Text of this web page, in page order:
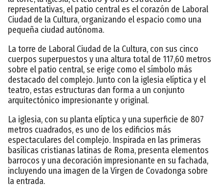
representativas, el patio central es el corazón de Laboral
Ciudad de la Cultura, organizando el espacio como una
pequeña ciudad autónoma.
La torre de Laboral Ciudad de la Cultura, con sus cinco
cuerpos superpuestos y una altura total de 117,60 metros
sobre el patio central, se erige como el símbolo más
destacado del complejo. Junto con la iglesia elíptica y el
teatro, estas estructuras dan forma a un conjunto
arquitectónico impresionante y original.
La iglesia, con su planta elíptica y una superficie de 807
metros cuadrados, es uno de los edificios más
espectaculares del complejo. Inspirada en las primeras
basílicas cristianas latinas de Roma, presenta elementos
barrocos y una decoración impresionante en su fachada,
incluyendo una imagen de la Virgen de Covadonga sobre
la entrada.